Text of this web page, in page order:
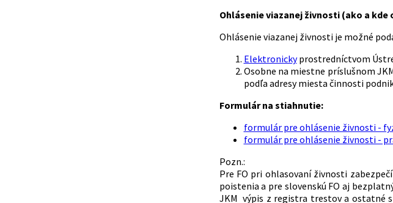
Ohlásenie viazanej živnosti (ako a
Ohlásenie viazanej živnosti je možné
Elektronickyprostredníctvom
Osobne na miestne príslušnom
podľa adresy miesta činnosti
Formulár na stiahnutie:
formulár pre ohlásenie živnosti -
formulár pre ohlásenie živnosti -
Pozn.:
Pre FO pri ohlasovaní živnosti
poistenia a pre slovenskú FO aj
JKM výpis z registra trestov a ostatné